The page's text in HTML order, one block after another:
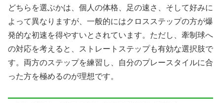
どちらを選ぶかは、個人の体格、足の速さ、そして好みに
よって異なりますが、一般的にはクロスステップの方が爆
発的な初速を得やすいとされています。ただし、牽制球へ
の対応を考えると、ストレートステップも有効な選択肢で
す。両方のステップを練習し、自分のプレースタイルに合
った方を極めるのが理想です。